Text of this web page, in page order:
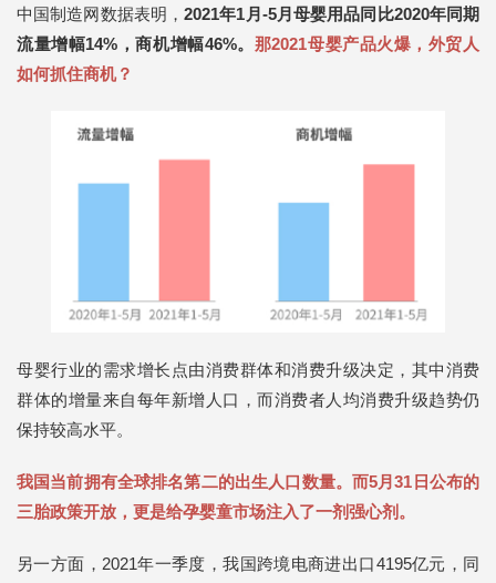
中国制造网数据表明，2021年1月-5月母婴用品同比2020年同期
流量增幅14%，商机增幅46%。 那2021母婴产品火爆，外贸人
如何抓住商机？
母婴行业的需求增长点由消费群体和消费升级决定，其中消费
群体的增量来自每年新增人口，而消费者人均消费升级趋势仍
保持较高水平。
我国当前拥有全球排名第二的出生人口数量。而5月31日公布的
三胎政策开放，更是给孕婴童市场注入了一剂强心剂。
另一方面，2021年一季度，我国跨境电商进出口4195亿元，同